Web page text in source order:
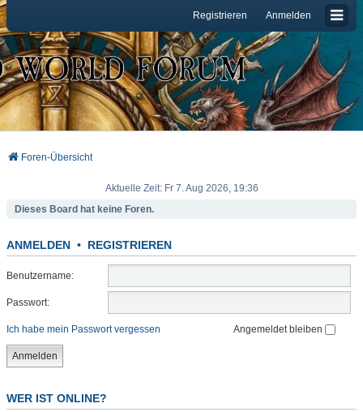
Anmelden
Registrieren
Foren-Übersicht
Aktuelle Zeit: Fr 7. Aug 2026, 19:36
Dieses Board hat keine Foren.
ANMELDEN • REGISTRIEREN
Benutzername:
Passwort:
Ich habe mein Passwort vergessen Angemeldet bleiben
WER IST ONLINE?